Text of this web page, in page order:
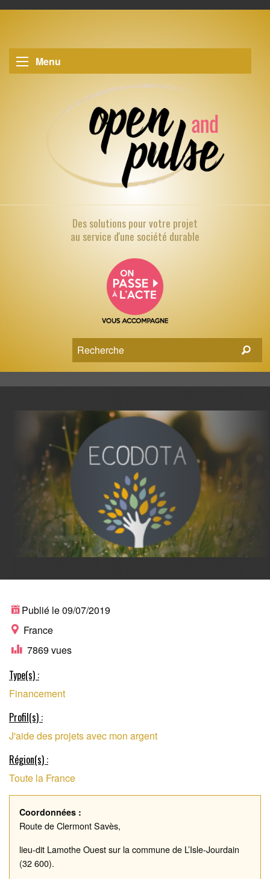
Menu
Des solutions pourvotre projet
au service d'une société durable
PLATEFORME DE
DONS AUX PROJETS
À IMPACT
Publié le 09/07/2019
France
7869 vues
Type(s) :
Financement
Profil(s) :
J'aide des projets avec mon argent
Région(s) :
Toute la France
Coordonnées :
Route de Clermont Savès,
lieu-dit Lamothe Ouest sur la commune de L’Isle-Jourdain
(32 600).